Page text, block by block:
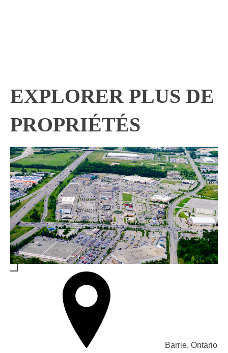
EXPLORER PLUS DE
PROPRIÉTÉS
Barrie, Ontario